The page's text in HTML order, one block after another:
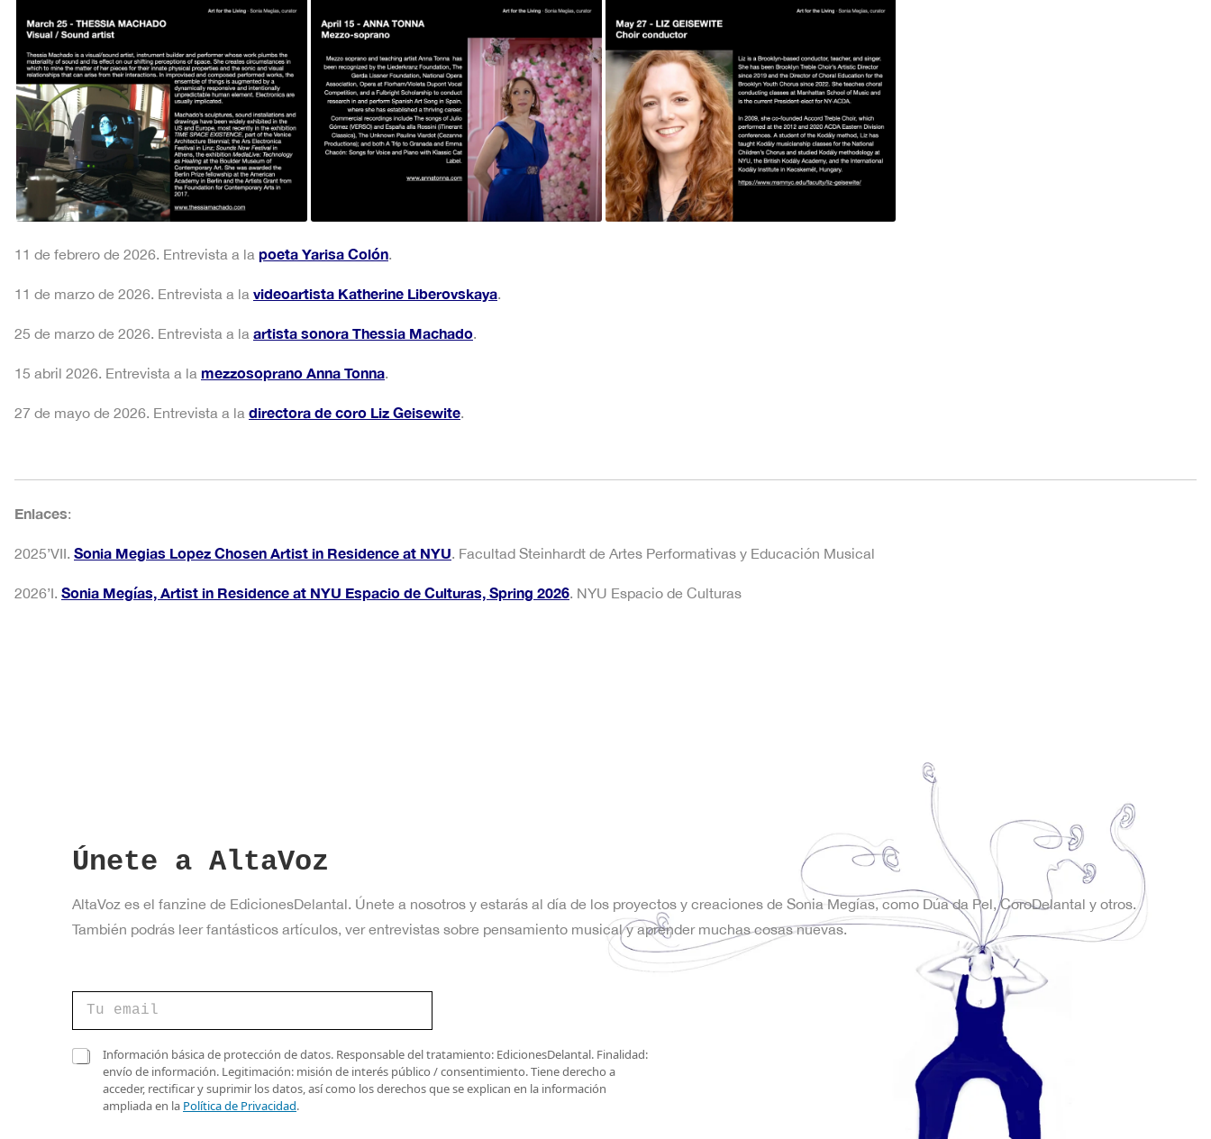
11 de febrero de 2026. Entrevista a la poeta Yarisa Colón.
11 de marzo de 2026. Entrevista a la videoartista Katherine Liberovskaya.
25 de marzo de 2026. Entrevista a la artista sonora Thessia Machado.
15 abril 2026. Entrevista a la mezzosoprano Anna Tonna.
27 de mayo de 2026. Entrevista a la directora de coro Liz Geisewite.
Enlaces:
2025’VII. Sonia Megias Lopez Chosen Artist in Residence at NYU. Facultad Steinhardt de Artes Performativas y Educación Musical
2026’I. Sonia Megías, Artist in Residence at NYU Espacio de Culturas, Spring 2026. NYU Espacio de Culturas
Únete a AltaVoz
AltaVoz es el fanzine de EdicionesDelantal. Únete a nosotros y estarás al día de los proyectos y creaciones de Sonia Megías, como Dúa da Pel, CoroDelantal y otros.
También podrás leer fantásticos artículos, ver entrevistas sobre pensamiento musical y aprender muchas cosas nuevas.
t
r
r
e
C
Información básica de protección de datos. Responsable del tratamiento: EdicionesDelantal. Finalidad:
envío de información. Legitimación: misión de interés público / consentimiento. Tiene derecho a
acceder, rectificar y suprimir los datos, así como los derechos que se explican en la información
ampliada en la Política de Privacidad.